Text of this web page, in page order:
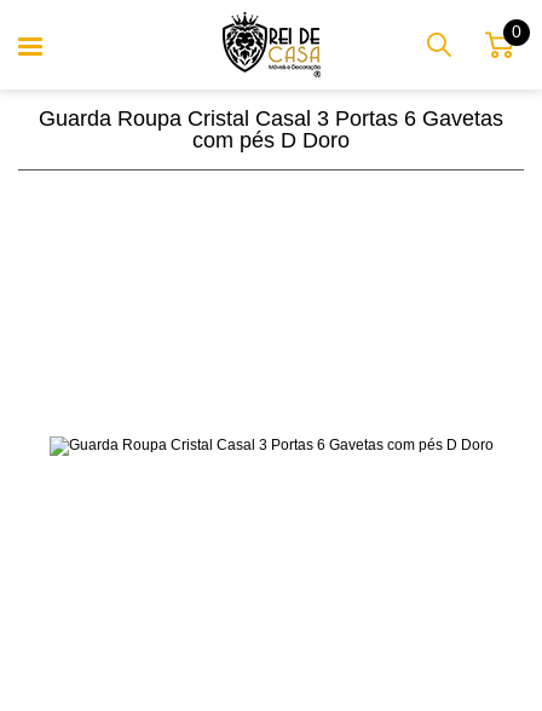
0
Guarda Roupa Cristal Casal 3 Portas 6 Gavetas
com pés D Doro